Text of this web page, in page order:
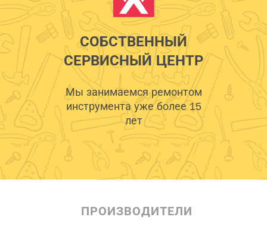
СОБСТВЕННЫЙ
СЕРВИСНЫЙ ЦЕНТР
Мы занимаемся ремонтом
инструмента уже более 15
лет
ПРОИЗВОДИТЕЛИ